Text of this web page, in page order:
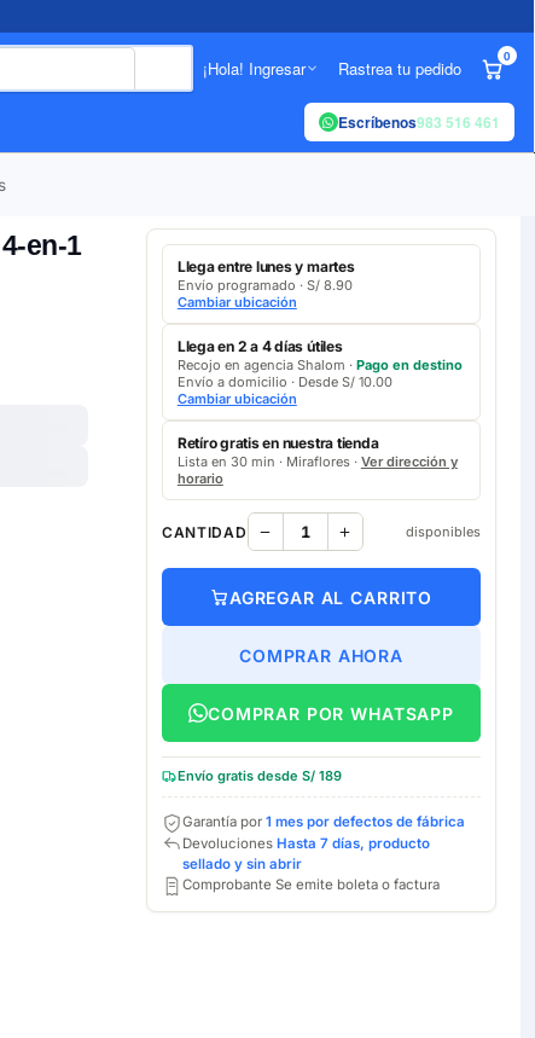
¡Hola! Ingresar Rastrea tu pedido
0
Escríbenos983 516 461
en-1
Llega entre lunes y martes
Envío programado · S/ 8.90
Cambiar ubicación
Llega en 2 a 4 días útiles
Recojo en agencia Shalom · Pago en destino
Envío a domicilio · Desde S/ 10.00
Cambiar ubicación
Retíro gratis en nuestra tienda
Lista en 30 min · Miraflores · Ver dirección y
horario
CANTIDAD disponibles
AGREGAR AL CARRITO
COMPRAR AHORA
COMPRAR POR WHATSAPP
Envío gratis desde S/ 189
Garantía por 1 mes por defectos de fábrica
Devoluciones Hasta 7 días, producto
sellado y sin abrir
Comprobante Se emite boleta o factura